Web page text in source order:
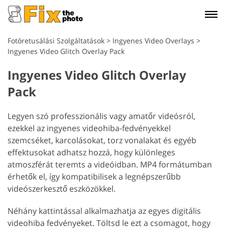
Fotóretusálási Szolgáltatások > Ingyenes Video Overlays >
Ingyenes Video Glitch Overlay Pack
Ingyenes Video Glitch Overlay
Pack
Legyen szó professzionális vagy amatőr videósról,
ezekkel az ingyenes videohiba-fedvényekkel
szemcséket, karcolásokat, torz vonalakat és egyéb
effektusokat adhatsz hozzá, hogy különleges
atmoszférát teremts a videóidban. MP4 formátumban
érhetők el, így kompatibilisek a legnépszerűbb
videószerkesztő eszközökkel.
Néhány kattintással alkalmazhatja az egyes digitális
videohiba fedvényeket. Töltsd le ezt a csomagot, hogy